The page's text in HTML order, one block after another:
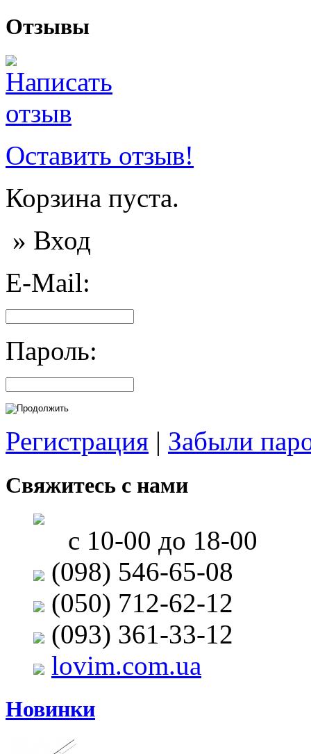
Отзывы
Оставить отзыв!
Корзина пуста.
» Вход
E-Mail:
Пароль:
Регистрация | Забыли
Свяжитесь с нами
с 10-00 до 18-00
(098) 546-65-08
(050) 712-62-12
(093) 361-33-12
lovim.com.ua
Новинки